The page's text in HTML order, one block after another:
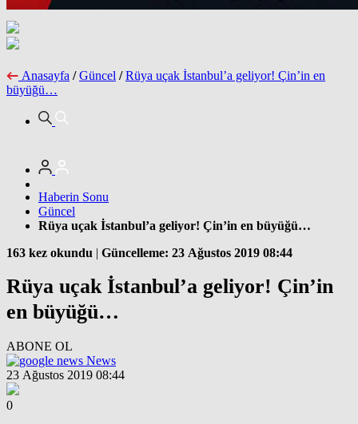
Anasayfa / Güncel / Rüya uçak İstanbul’a geliyor! Çin’in en
büyüğü…
Haberin Sonu
Güncel
Rüya uçak İstanbul’a geliyor! Çin’in en büyüğü…
163 kez okundu | Güncelleme: 23 Ağustos 2019 08:44
Rüya uçak İstanbul’a geliyor! Çin’in
en büyüğü…
ABONE OL
News
23 Ağustos 2019 08:44
0